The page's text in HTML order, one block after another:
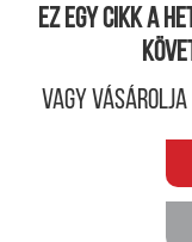
Ez egy cikk a
Vagy